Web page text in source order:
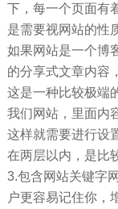
下，每一个页面有
是需要视网站的性
如果网站是一个博
的分享式文章内容
这是一种比较极端
我们网站，里面内
这样就需要进行设
在两层以内，是比
3.包含网站关键字
户更容易记住你，